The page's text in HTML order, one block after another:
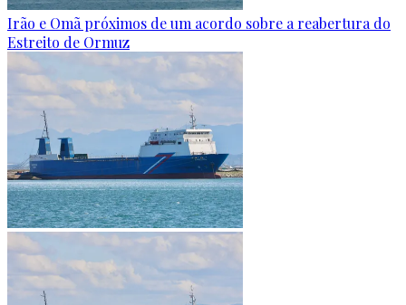
Irão e Omã próximos de um acordo sobre a reabertura do
Estreito de Ormuz